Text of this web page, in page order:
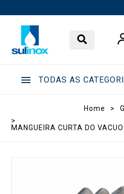
. TODAS AS
Home >
>
MANGUEIRA CURTA DO